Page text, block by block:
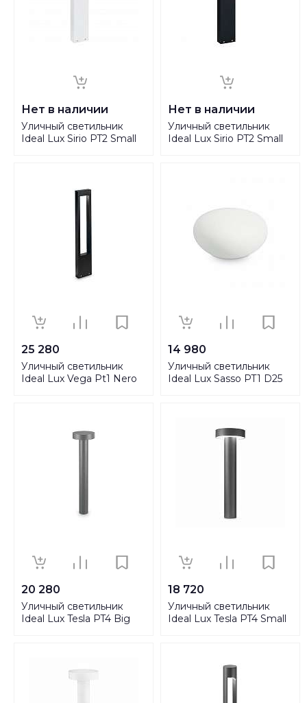
Нет в наличии
Уличный светильник
Ideal Lux Sirio PT2 Small
Нет в наличии
Уличный светильник
Ideal Lux Sirio PT2 Small
25 280
Уличный светильник
Ideal Lux Vega Pt1 Nero
14 980
Уличный светильник
Ideal Lux Sasso PT1 D25
20 280
Уличный светильник
Ideal Lux Tesla PT4 Big
18 720
Уличный светильник
Ideal Lux Tesla PT4 Small